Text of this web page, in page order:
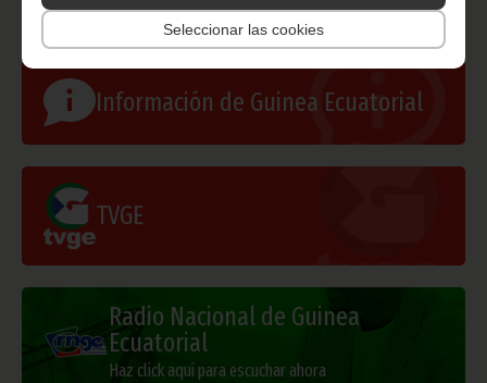
Seleccionar las cookies
Información de Guinea Ecuatorial
TVGE
Radio Nacional de Guinea
Ecuatorial
Haz click aquí para escuchar ahora